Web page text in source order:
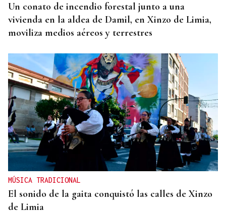
Un conato de incendio forestal junto a una
vivienda en la aldea de Damil, en Xinzo de Limia,
moviliza medios aéreos y terrestres
MÚSICA TRADICIONAL
El sonido de la gaita conquistó las calles de Xinzo
de Limia